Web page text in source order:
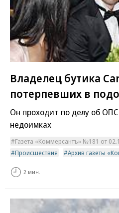
Владелец бутика
потерпевших в
Он проходит по делу об
недоимках
Газета «Коммерсантъ» №181 от
Происшествия
Архив газеты
2 мин.